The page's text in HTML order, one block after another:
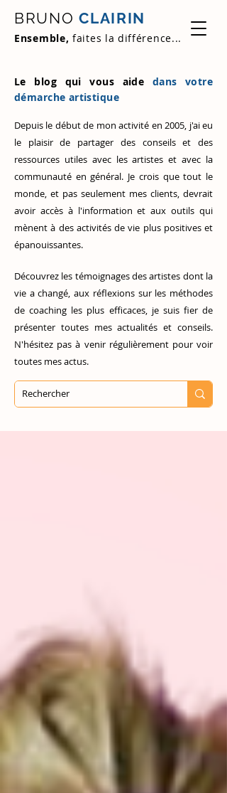
BRUNO CLAIRIN
Ensemble, faites la différence...
Le blog qui vous aide dans votre
démarche artistique
Depuis le début de mon activité en 2005, j'ai eu
le plaisir de partager des conseils et des
ressources utiles avec les artistes et avec la
communauté en général. Je crois que tout le
monde, et pas seulement mes clients, devrait
avoir accès à l'information et aux outils qui
mènent à des activités de vie plus positives et
épanouissantes.
Découvrez les témoignages des artistes dont la
vie a changé, aux réflexions sur les méthodes
de coaching les plus efficaces, je suis fier de
présenter toutes mes actualités et conseils.
N'hésitez pas à venir régulièrement pour voir
toutes mes actus.